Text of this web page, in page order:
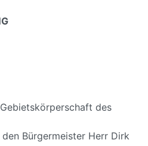
des
Bürgermeister Herr Dirk